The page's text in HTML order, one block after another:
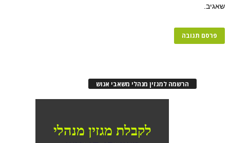
שאגיב.
הרשמה למגזין מנהלי משאבי אנוש